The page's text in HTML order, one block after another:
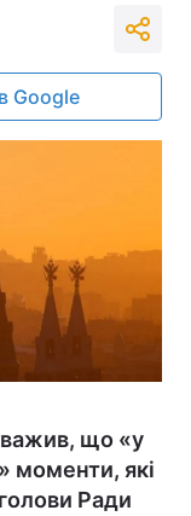
Google
що «у
моменти, які
Ради